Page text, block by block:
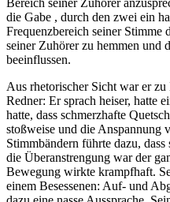
Bereich seiner Zuhörer
die Gabe , durch den zwei ein
Frequenzbereich seiner
seiner Zuhörer zu hemmen und
beeinflussen.
Aus rhetorischer Sicht war er
Redner: Er sprach heiser, hatte
hatte, dass schmerzhafte
stoßweise und die Anspannung
Stimmbändern führte dazu,
die Überanstrengung war der
Bewegung wirkte krampfhaft.
einem Besessenen: Auf- und